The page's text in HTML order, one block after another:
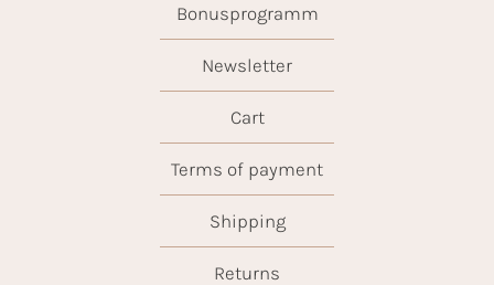
Bonusprogramm
Newsletter
Cart
Terms of payment
Shipping
Returns